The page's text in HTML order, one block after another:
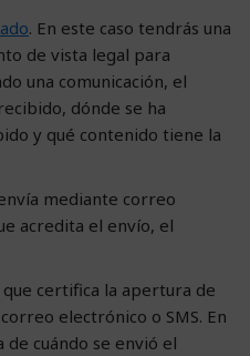
. En este caso tendrás una
de vista legal para
una comunicación, el
dónde se ha
y qué contenido tiene la
mediante correo
acredita el envío, el
certifica la apertura de
electrónico o SMS. En
de cuándo se envió el